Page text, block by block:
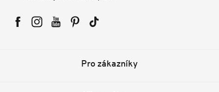
Pro zákazníky